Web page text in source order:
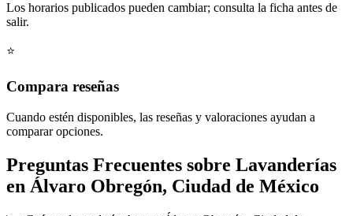
Los horarios publicados pueden cambiar; consulta la ficha antes de
salir.
⭐
Compara reseñas
Cuando estén disponibles, las reseñas y valoraciones ayudan a
comparar opciones.
Preguntas Frecuentes sobre Lavanderías
en Álvaro Obregón, Ciudad de México